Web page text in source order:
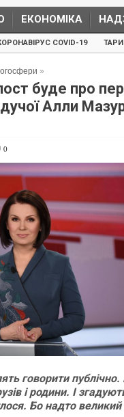
ЕКОНОМІКА
COVID-19
»
буде про
Алли
0
говорити публічно.
і родини. І
Бо надто